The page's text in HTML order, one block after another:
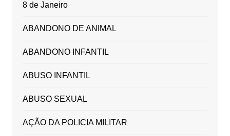
8 de Janeiro
ABANDONO DE ANIMAL
ABANDONO INFANTIL
ABUSO INFANTIL
ABUSO SEXUAL
AÇÃO DA POLICIA MILITAR